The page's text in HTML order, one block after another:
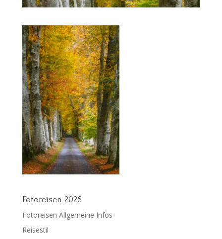
Fotoreisen 2026
Fotoreisen Allgemeine Infos
Reisestil